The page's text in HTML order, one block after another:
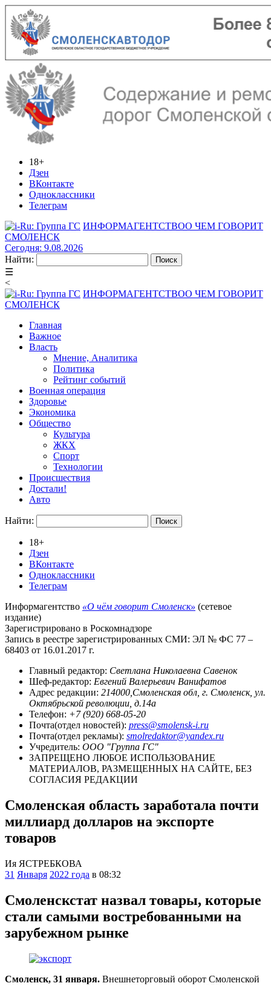
18+
Дзен
ВКонтакте
Одноклассники
Телеграм
ИНФОРМАГЕНТСТВОО ЧЕМ ГОВОРИТ
СМОЛЕНСК
Сегодня: 9.08.2026
Найти:
☰
<
ИНФОРМАГЕНТСТВОО ЧЕМ ГОВОРИТ
СМОЛЕНСК
Главная
Важное
Власть
Мнение, Аналитика
Политика
Рейтинг событий
Военная операция
Здоровье
Экономика
Общество
Культура
ЖКХ
Спорт
Технологии
Происшествия
Достали!
Авто
Найти:
18+
Дзен
ВКонтакте
Одноклассники
Телеграм
Информагентство «О чём говорит Смоленск» (сетевое
издание)
Зарегистрировано в Роскомнадзоре
Запись в реестре зарегистрированных СМИ: ЭЛ № ФС 77 –
68403 от 16.01.2017 г.
Главный редактор: Светлана Николаевна Савенок
Шеф-редактор: Евгений Валерьевич Ванифатов
Адрес редакции: 214000,Смоленская обл, г. Смоленск, ул.
Октябрьской революции, д.14а
Телефон: +7 (920) 668-05-20
Почта(отдел новостей): press@smolensk-i.ru
Почта(отдел рекламы): smolredaktor@yandex.ru
Учредитель: ООО "Группа ГС"
ЗАПРЕЩЕНО ЛЮБОЕ ИСПОЛЬЗОВАНИЕ
МАТЕРИАЛОВ, РАЗМЕЩЕННЫХ НА САЙТЕ, БЕЗ
СОГЛАСИЯ РЕДАКЦИИ
Смоленская область заработала почти
миллиард долларов на экспорте
товаров
Ия ЯСТРЕБКОВА
31 Января 2022 года в 08:32
Смоленскстат назвал товары, которые
стали самыми востребованными на
зарубежном рынке
Смоленск, 31 января. Внешнеторговый оборот Смоленской